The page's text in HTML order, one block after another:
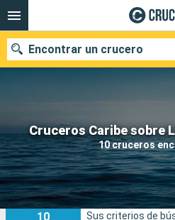
Cruceros Caribe sobre
10 cruceros
Encontrar un crucero
Nuestros destinos
Fecha de salida
Puertos
10
Sus criterios de